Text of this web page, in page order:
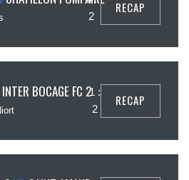
2
RECAP
INTER BOCAGE FC 21 :
2
RECAP